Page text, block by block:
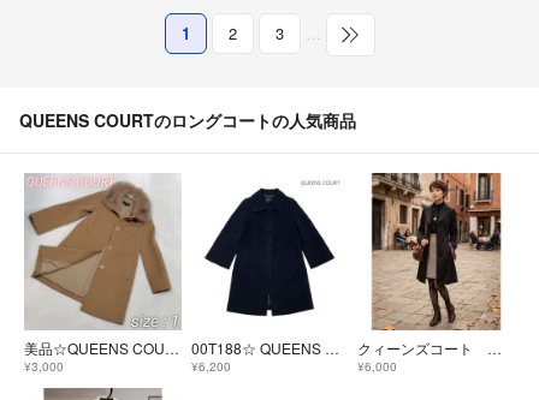
1 2 3 …
QUEENS COURTのロングコートの人気商品
美品☆QUEENS COURT ウールコート 2way カシミヤ混 リアルファー
¥3,000
00T188☆ QUEENS COURT ミドル ログコート アウター 秋冬
¥6,200
クィーンズコート ロングコート 黒
¥6,000